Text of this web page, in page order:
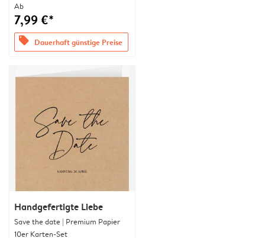
Ab
7,99 €*
offers Dauerhaft günstige Preise
Handgefertigte Liebe
Save the date | Premium Papier
10er Karten-Set